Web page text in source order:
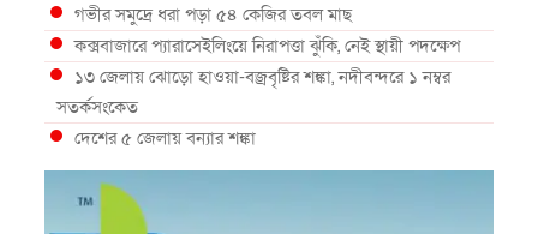
গভীর সমুদ্রে ধরা পড়া ৫৪ কেজির তবল মাছ
কক্সবাজারে প্যারাসেইলিংয়ে নিরাপত্তা ঝুঁকি, নেই স্থায়ী পদক্ষেপ
১৩ জেলায় ঝোড়ো হাওয়া-বজ্রবৃষ্টির শঙ্কা, নদীবন্দরে ১ নম্বর
সতর্কসংকেত
দেশের ৫ জেলায় বন্যার শঙ্কা
দেশের বিভিন্ন অঞ্চলে বজ্রবৃষ্টির আভাস, ঢাকার আকাশও মেঘলা
আগস্টে টানা বৃষ্টি ও বন্যার আভাস, সাগরে একাধিক লঘুচাপের